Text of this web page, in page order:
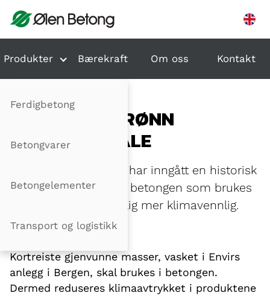
Hopp til innhold
Produkter
Ferdigbetong
Betongvarer
Betongelementer
Transport og logistikk
Bærekraft Om oss Kontakt
HISTORISK GRØNN
BETONGAVTALE
Ølen Betong og Envir har inngått en historisk
avtale som skal gjøre betongen som brukes
på Vestlandet vesentlig mer klimavennlig.
Publisert: 22.01.2026
Kortreiste gjenvunne masser, vasket i Envirs
anlegg i Bergen, skal brukes i betongen.
Dermed reduseres klimaavtrykket i produktene